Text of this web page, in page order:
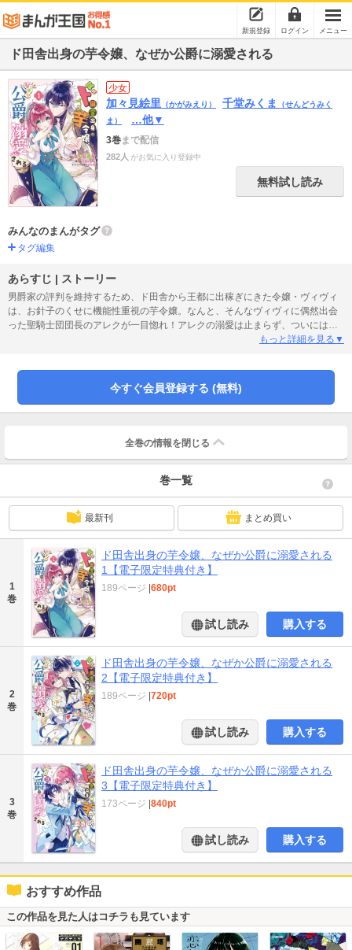
新規登録 ログイン メニュー
ド田舎出身の芋令嬢、なぜか公爵に溺愛される
少女
加々見絵里 （かがみえり） 千堂みくま
（せんどうみく
ま）
…他▼
3巻まで配信
282人 がお気に入り登録中
無料試し読み
みんなのまんがタグ
タグ編集
あらすじ | ストーリー
男爵家の評判を維持するため、ド田舎から王都に出稼ぎにきた令嬢・ヴィヴィ
は、お針子のくせに機能性重視の芋令嬢。なんと、そんなヴィヴィに偶然出会
った聖騎士団団長のアレクが一目惚れ！アレクの溺愛は止まらず、ついには同
棲することになって!? 彼の行動には深い理由があるようだけど、恋に疎いヴ
もっと詳細を見る▼
今すぐ会員登録する (無料)
全巻の情報を 閉じる
巻一覧
最新刊 まとめ買い
1
巻
ド田舎出身の芋令嬢、なぜか公爵に溺愛される
1【電子限定特典付き】
189ページ |680pt
試し読み 購入する
2
巻
ド田舎出身の芋令嬢、なぜか公爵に溺愛される
2【電子限定特典付き】
189ページ |720pt
試し読み 購入する
3
巻
ド田舎出身の芋令嬢、なぜか公爵に溺愛される
3【電子限定特典付き】
173ページ |840pt
試し読み 購入する
おすすめ作品
この作品を見た人はコチラも見ています